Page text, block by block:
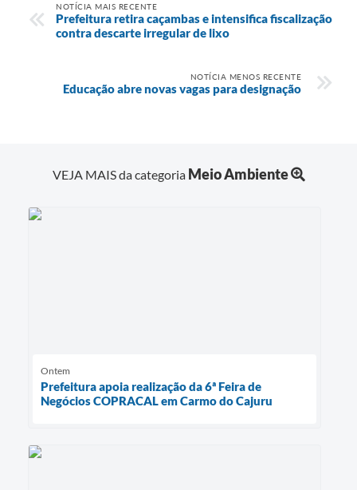
NOTÍCIA MAIS RECENTE
Prefeitura retira caçambas e intensifica fiscalização
contra descarte irregular de lixo
NOTÍCIA MENOS RECENTE
Educação abre novas vagas para designação
VEJA MAIS da categoria Meio Ambiente
Ontem
Prefeitura apoia realização da 6ª Feira de
Negócios COPRACAL em Carmo do Cajuru